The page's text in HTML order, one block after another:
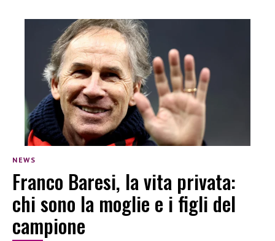
NEWS
Franco Baresi, la vita privata:
chi sono la moglie e i figli del
campione